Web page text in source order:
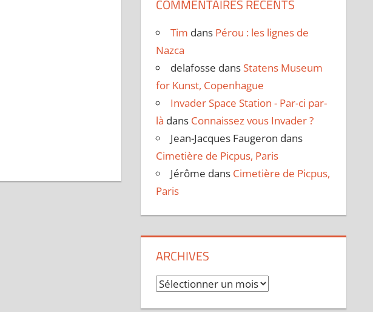
COMMENTAIRES RÉCENTS
Tim dans Pérou : les lignes de
Nazca
delafosse dans Statens Museum
for Kunst, Copenhague
Invader Space Station - Par-ci par-
là dans Connaissez vous Invader ?
Jean-Jacques Faugeron dans
Cimetière de Picpus, Paris
Jérôme dans Cimetière de Picpus,
Paris
ARCHIVES
Archives